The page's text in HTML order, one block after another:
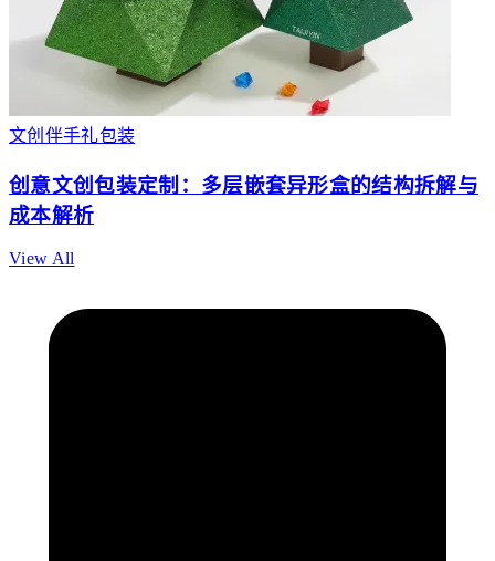
文创伴手礼包装
创意文创包装定制：多层嵌套异形盒的结构拆解与
成本解析
View All